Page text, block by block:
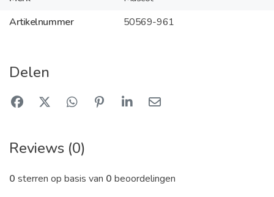
Artikelnummer
50569-961
Delen
Reviews (0)
0 sterren op basis van 0 beoordelingen